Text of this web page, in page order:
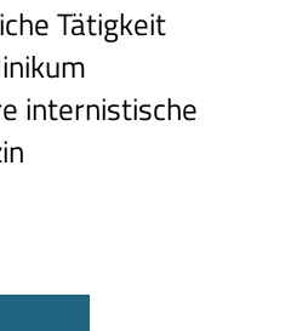
Tätigkeit
internistische